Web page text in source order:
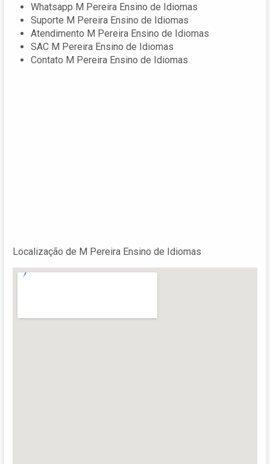
Whatsapp M Pereira Ensino de Idiomas
Suporte M Pereira Ensino de Idiomas
Atendimento M Pereira Ensino de Idiomas
SAC M Pereira Ensino de Idiomas
Contato M Pereira Ensino de Idiomas
Localização de M Pereira Ensino de Idiomas